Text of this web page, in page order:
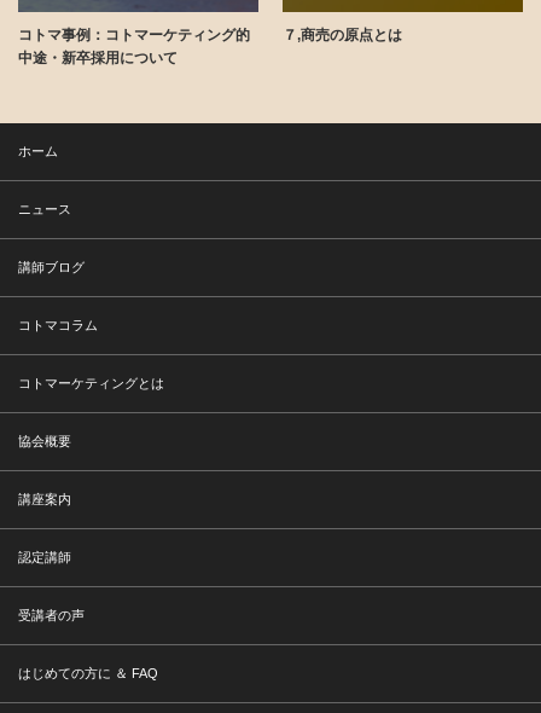
講師ブログ
コトマ事例：コトマーケティング的
中途・新卒採用について
７,商売の原点とは
ホーム
ニュース
講師ブログ
コトマコラム
コトマーケティングとは
協会概要
講座案内
認定講師
受講者の声
はじめての方に ＆ FAQ